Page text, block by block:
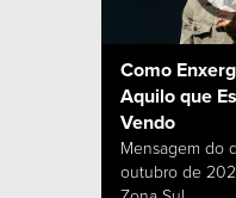
Como
Aquilo que
Vendo
Mensagem do
outubro de